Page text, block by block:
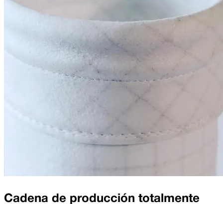
Cadena de producción totalmente